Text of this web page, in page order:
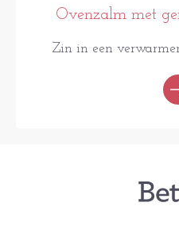
Ovenzalm met
Zin in een